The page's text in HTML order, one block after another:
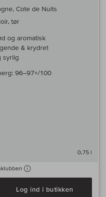
Cote de Nuits
tør
og aromatisk
& krydret
syrlig
96–97+/100
0,75 l
Log ind i butikken